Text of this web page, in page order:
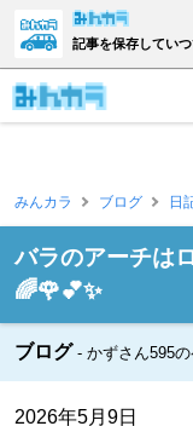
記事を保存してい
みんカラ ブログ 日
バラのアーチは
🌈🌹💕✨
ブログ かずさん595
2026年5月9日